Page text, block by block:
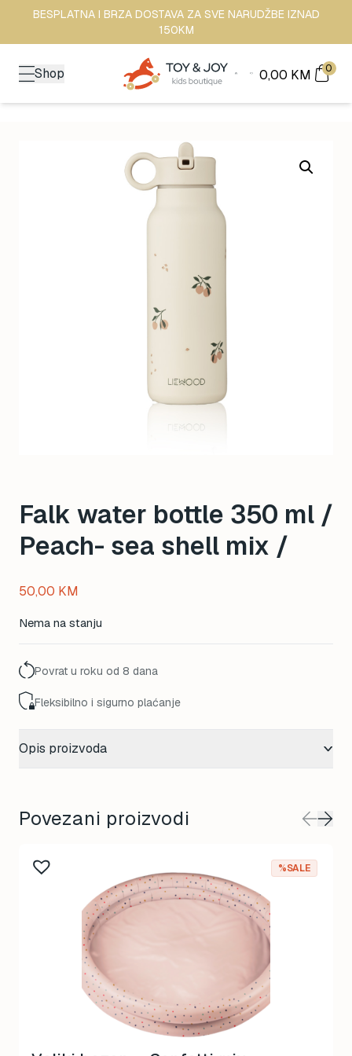
BESPLATNA I BRZA DOSTAVA ZA SVE NARUDŽBE IZNAD
150KM
Shop 0,00 KM 0
Falk water bottle 350 ml /
Peach- sea shell mix /
50,00 KM
Nema na stanju
Povrat u roku od 8 dana
Fleksibilno i sigurno plaćanje
Opis proizvoda
Povezani proizvodi
%SALE